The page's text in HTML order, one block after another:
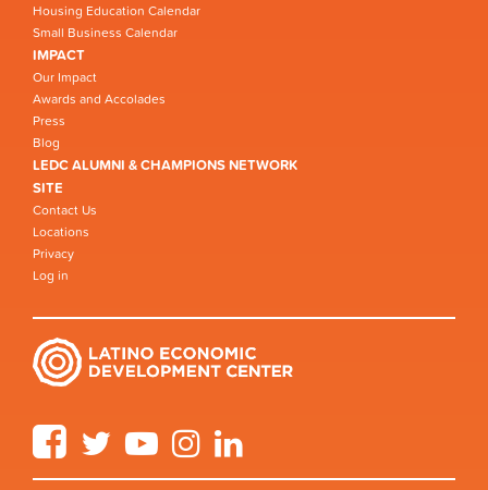
Housing Education Calendar
Small Business Calendar
IMPACT
Our Impact
Awards and Accolades
Press
Blog
LEDC ALUMNI & CHAMPIONS NETWORK
SITE
Contact Us
Locations
Privacy
Log in
FacebookTwitter YouTube Instagram